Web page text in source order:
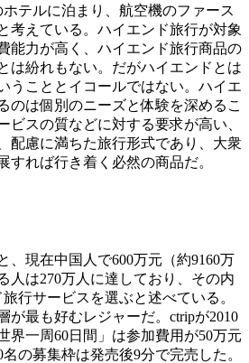
テルに泊まり、航空機のファース
考えている。ハイエンド旅行が対象
能力が高く、ハイエンド旅行商品の
は紛れもない。だがハイエンドとは
うこととイコールではない。ハイエ
のは個別のニーズと体験を深めるこ
ビスの質などに対する要求が高い、
配慮に満ちた旅行形式であり、大衆
すれば行き着く必然の商品だ。
、現在中国人で600万元（約9160万
人は270万人に達しており、その内
行サービスを選ぶと述べている。
が最も好むレジャーだ。ctripが2010
界一周60日間」は参加費用が50万元
名の募集枠は発売後9分で完売した。